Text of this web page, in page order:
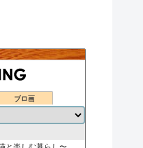
ブロ画